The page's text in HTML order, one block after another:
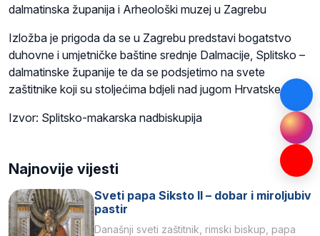
dalmatinska županija i Arheološki muzej u Zagrebu
Izložba je prigoda da se u Zagrebu predstavi bogatstvo
duhovne i umjetničke baštine srednje Dalmacije, Splitsko –
dalmatinske županije te da se podsjetimo na svete
zaštitnike koji su stoljećima bdjeli nad jugom Hrvatske.
Izvor: Splitsko-makarska nadbiskupija
Najnovije vijesti
Sveti papa Siksto II – dobar i miroljubiv
pastir
Današnji sveti zaštitnik, rimski biskup, papa